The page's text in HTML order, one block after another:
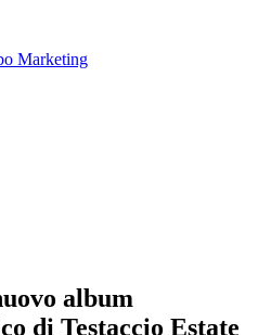
album
di Testaccio Estate